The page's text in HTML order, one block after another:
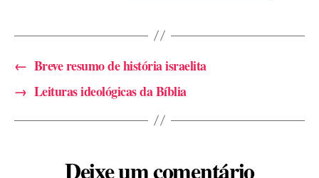
← Breve resumo de história israelita
→ Leituras ideológicas da Bíblia
Deixe um comentário